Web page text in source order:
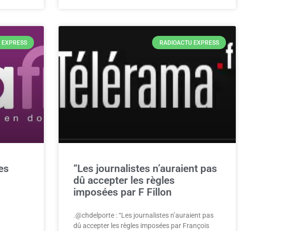
RADIOACTU EXPRESS
“Les journalistes n’auraient pas
dû accepter les règles
imposées par F Fillon
.@chdelporte : “Les journalistes n’auraient pas
dû accepter les règles imposées par François